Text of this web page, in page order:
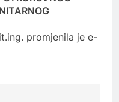
promjenila je e-